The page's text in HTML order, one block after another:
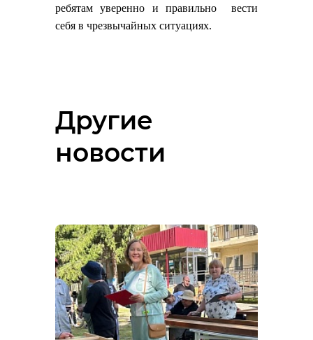
ребятам уверенно и правильно вести
себя в чрезвычайных ситуациях.
Другие
новости